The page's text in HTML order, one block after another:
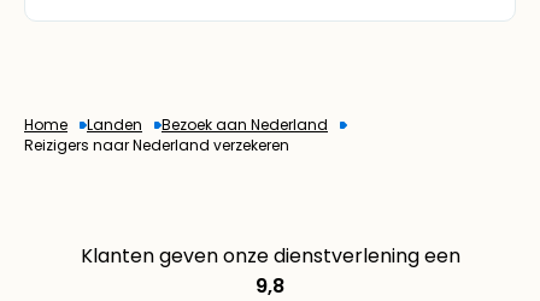
Home Landen
Bezoek aan Nederland
Reizigers naar Nederland verzekeren
Klanten geven onze dienstverlening een
9,8